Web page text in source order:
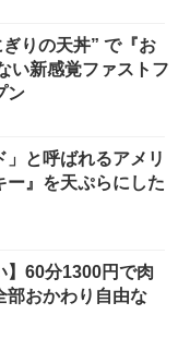
りの天丼” で『お
い新感覚ファストフ
ン
」と呼ばれるアメリ
ー』を天ぷらにした
】60分1300円で肉
部おかわり自由な